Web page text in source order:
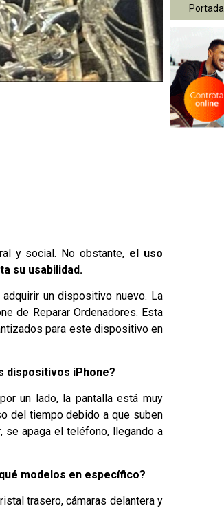
y social. No obstante, el uso
su usabilidad.
un dispositivo nuevo. La
de Reparar Ordenadores. Esta
para este dispositivo en
dispositivos iPhone?
un lado, la pantalla está muy
del tiempo debido a que suben
se apaga el teléfono, llegando a
modelos en específico?
trasero, cámaras delantera y
Portada